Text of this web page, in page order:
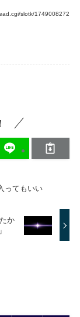
slotk/1749008272
ってもいい
か